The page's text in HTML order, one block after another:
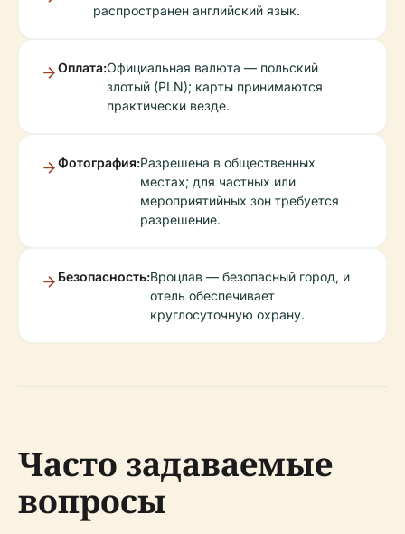
распространен английский язык.
Оплата:Официальная валюта — польский
злотый (PLN); карты принимаются
практически везде.
Фотография:Разрешена в общественных
местах; для частных или
мероприятийных зон требуется
разрешение.
Безопасность:Вроцлав — безопасный город, и
отель обеспечивает
круглосуточную охрану.
Часто задаваемые
вопросы